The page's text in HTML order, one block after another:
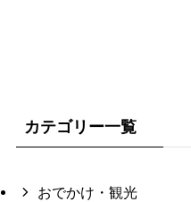
カテゴリー一覧
おでかけ・観光